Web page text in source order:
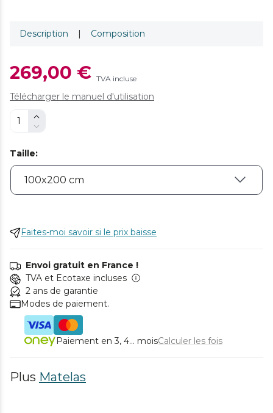
Description | Composition
269,00 € TVA incluse
Télécharger le manuel d'utilisation
Taille:
Faites-moi savoir si le prix baisse
Envoi gratuit en France !
TVA et Ecotaxe incluses
2 ans de garantie
Modes de paiement.
Paiement en 3, 4... moisCalculer les fois
Plus Matelas